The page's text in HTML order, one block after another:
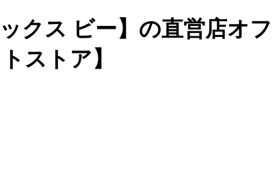
クス ビー】の直営店オ
ストア】